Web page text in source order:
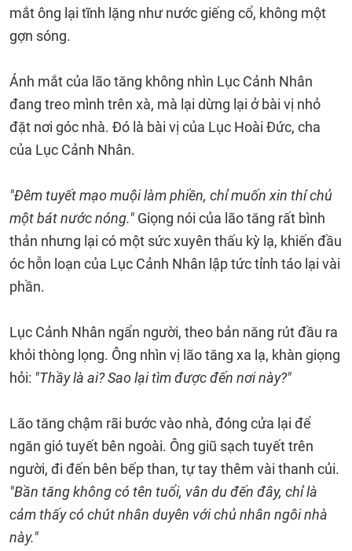
mắt ông lại tĩnh lặng như nước giếng cổ, không một
gợn sóng.
Ánh mắt của lão tăng không nhìn Lục Cảnh Nhân
đang treo mình trên xà, mà lại dừng lại ở bài vị nhỏ
đặt nơi góc nhà. Đó là bài vị của Lục Hoài Đức, cha
của Lục Cảnh Nhân.
"Đêm tuyết mạo muội làm phiền, chỉ muốn xin thí chủ
một bát nước nóng." Giọng nói của lão tăng rất bình
thản nhưng lại có một sức xuyên thấu kỳ lạ, khiến đầu
óc hỗn loạn của Lục Cảnh Nhân lập tức tỉnh táo lại vài
phần.
Lục Cảnh Nhân ngẩn người, theo bản năng rút đầu ra
khỏi thòng lọng. Ông nhìn vị lão tăng xa lạ, khàn giọng
hỏi: "Thầy là ai? Sao lại tìm được đến nơi này?"
Lão tăng chậm rãi bước vào nhà, đóng cửa lại để
ngăn gió tuyết bên ngoài. Ông giũ sạch tuyết trên
người, đi đến bên bếp than, tự tay thêm vài thanh củi.
"Bần tăng không có tên tuổi, vân du đến đây, chỉ là
cảm thấy có chút nhân duyên với chủ nhân ngôi nhà
này."